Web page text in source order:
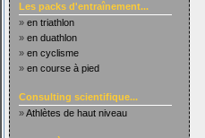
Les packs d'entraînement...
» en triathlon
» en duathlon
» en cyclisme
» en course à pied
Consulting scientifique...
»Athlètes de haut niveau